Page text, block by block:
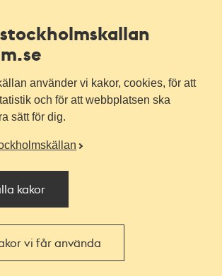
använder vi kakor, cookies, för att
och för att webbplatsen ska
sätt för dig.
kakor
vi får använda